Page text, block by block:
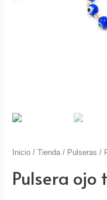
Inicio / Tienda / Pulseras /
Pulsera ojo